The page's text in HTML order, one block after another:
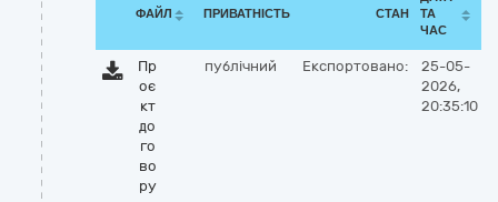
ФАЙЛ ПРИВАТНІСТЬ СТАН
ТА
ЧАС
Пр
оє
кт
до
го
во
ру
публічний Експортовано:
25-05-
2026,
20:35:10